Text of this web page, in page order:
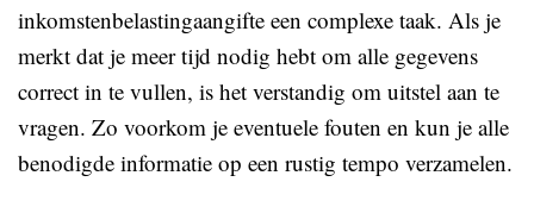
inkomstenbelastingaangifte een complexe taak. Als je
merkt dat je meer tijd nodig hebt om alle gegevens
correct in te vullen, is het verstandig om uitstel aan te
vragen. Zo voorkom je eventuele fouten en kun je alle
benodigde informatie op een rustig tempo verzamelen.